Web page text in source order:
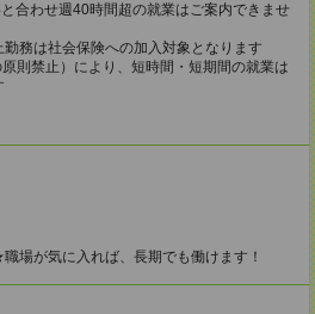
合わせ週40時間超の就業はご案内できませ
務は社会保険への加入対象となります
則禁止）により、短時間・短期間の就業は
場が気に入れば、長期でも働けます！